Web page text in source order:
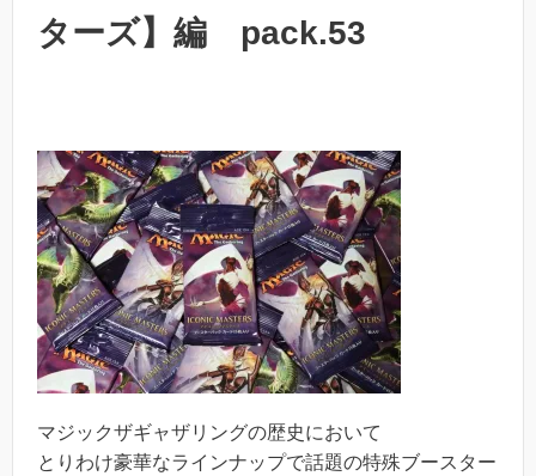
ターズ】編 pack.53
マジックザギャザリングの歴史において
とりわけ豪華なラインナップで話題の特殊ブースター